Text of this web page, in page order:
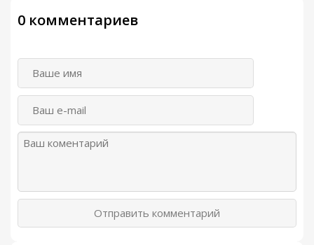
0 комментариев
Отправить комментарий